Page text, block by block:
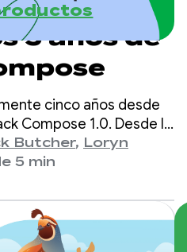
5 años de
cinco años desde
Compose 1.0. Desde la
de julio de 2021, hasta
reciente de la versión
los años, y nos tomamos
Butcher, Loryn
5 min